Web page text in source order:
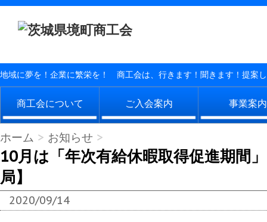
地域に夢を！企業に繁栄を！ 商工会は、行きます！聞きます！提案
商工会について ご入会案内 事業案内
ホーム > お知らせ >
10月は「年次有給休暇取得促進期間
局】
2020/09/14